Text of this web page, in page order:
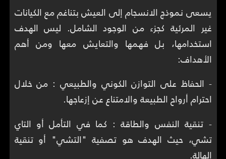
يسعى نموذج الانسجام إلى العيش بتناغم مع الكيانات
غير المرئية كجزء من الوجود الشامل. ليس الهدف
استخدامها، بل فهمها والتعايش معها ومن أهم
الأهداف:
- الحفاظ على التوازن الكوني والطبيعي : من خلال
احترام أرواح الطبيعة والامتناع عن إزعاجها.
- تنقية النفس والطاقة : كما في التأمل أو التاي
تشي، حيث الهدف هو تصفية "التشي" أو تنقية
الهالة.